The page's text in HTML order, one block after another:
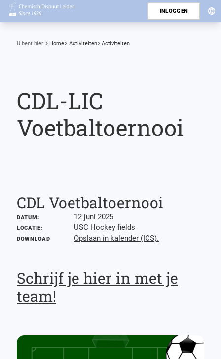
INLOGGEN
U bent hier: Home Activiteiten Activiteiten
CDL-LIC
Voetbaltoernooi
CDL Voetbaltoernooi
DATUM: 12 juni 2025
LOCATIE: USC Hockey fields
DOWNLOAD Opslaan in kalender (ICS).
Schrijf je hier in met je
team!